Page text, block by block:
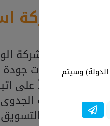
لماذا شركة
هي الشركة
شاملة وذات جودة
بالسوق، فضلاً على
لإنشاء دراسات
وسيتم